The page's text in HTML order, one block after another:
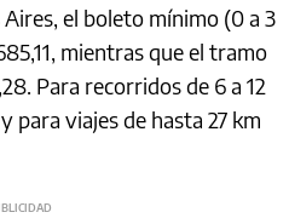
el boleto mínimo (0 a 3
mientras que el tramo
Para recorridos de 6 a 12
para viajes de hasta 27 km